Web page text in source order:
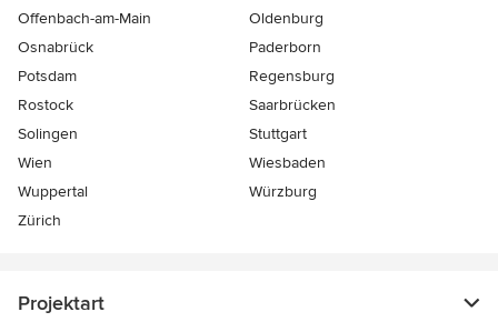
Offenbach-am-Main
Oldenburg
Osnabrück
Paderborn
Potsdam
Regensburg
Rostock
Saarbrücken
Solingen
Stuttgart
Wien
Wiesbaden
Wuppertal
Würzburg
Zürich
Projektart